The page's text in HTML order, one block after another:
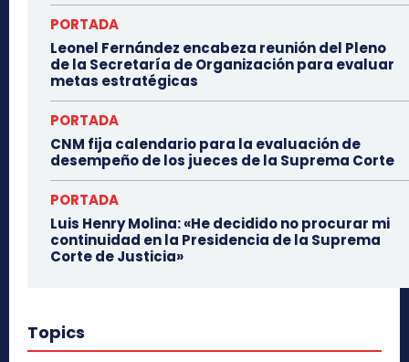
PORTADA
Leonel Fernández encabeza reunión del Pleno
de la Secretaría de Organización para evaluar
metas estratégicas
PORTADA
CNM fija calendario para la evaluación de
desempeño de los jueces de la Suprema Corte
PORTADA
Luis Henry Molina: «He decidido no procurar mi
continuidad en la Presidencia de la Suprema
Corte de Justicia»
Topics